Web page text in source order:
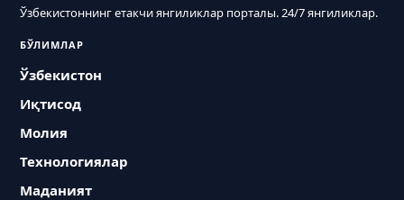
Ўзбекистоннинг етакчи янгиликлар порталы. 24/7 янгиликлар.
БЎЛИМЛАР
Ўзбекистон
Иқтисод
Молия
Технологиялар
Маданият